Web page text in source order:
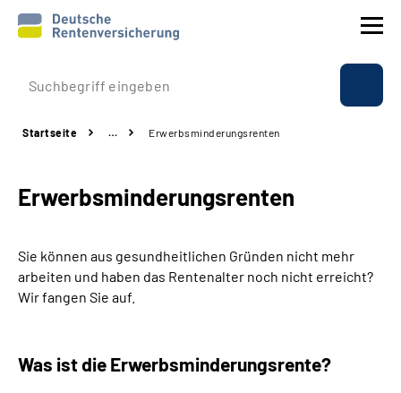
Prävention
Rente
Beratung & Kontakt
Experten
Startseite … ­Erwerbsminderungs­renten
­Erwerbsminderungs­renten
Sie können aus gesundheitlichen Gründen nicht mehr
arbeiten und haben das Rentenalter noch nicht erreicht?
Wir fangen Sie auf.
Was ist die Erwerbsminderungs­rente?